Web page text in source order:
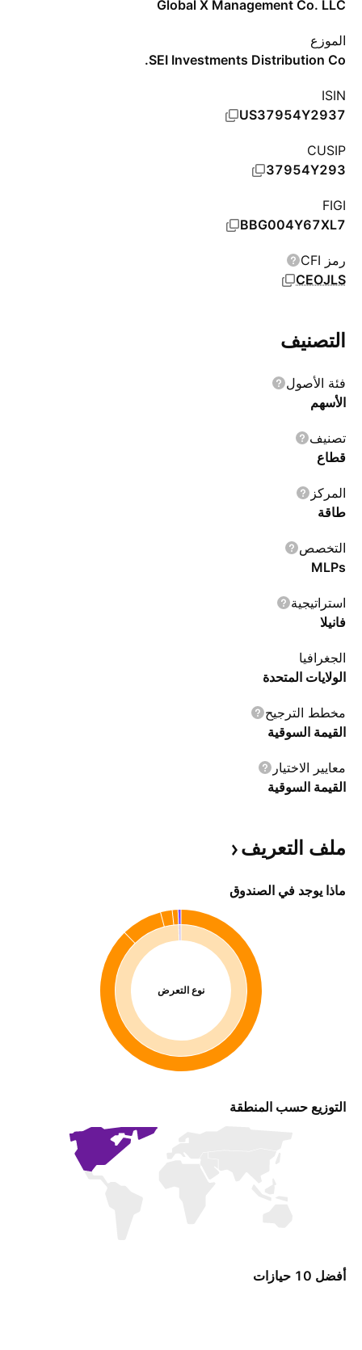
Global X Management Co. LLC
الموزع
SEI Investments Distribution Co.
ISIN
US37954Y2937
CUSIP
37954Y293
FIGI
BBG004Y67XL7
رمز CFI
CEOJLS
التصنيف
فئة الأصول
الأسهم
تصنيف
قطاع
المركز
طاقة
التخصص
MLPs
استراتيجية
فانيلا
الجغرافيا
الولايات المتحدة
مخطط الترجيح
القيمة السوقية
معايير الاختيار
القيمة السوقية
ملف التعريف
ماذا يوجد في الصندوق
نوع التعرض
التوزيع حسب المنطقة
أفضل 10 حيازات